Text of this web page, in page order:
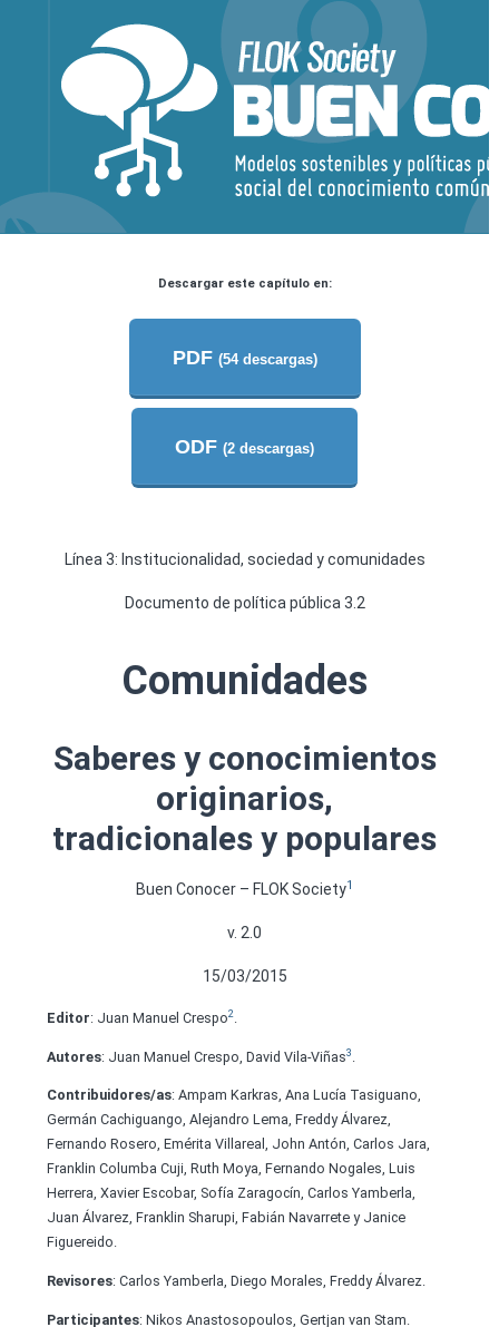
Descargar este capítulo en:
PDF (54 descargas)
ODF(2 descargas)
Línea 3: Institucionalidad, sociedad y comunidades
Documento de política pública 3.2
Comunidades
Saberes y conocimientos
originarios,
tradicionales y populares
Buen Conocer – FLOK Society1
v. 2.0
15/03/2015
Editor: Juan Manuel Crespo2.
Autores: Juan Manuel Crespo, David Vila-Viñas3
Contribuidores/as: Ampam Karkras, Ana Lucía Tasiguano,
Germán Cachiguango, Alejandro Lema, Freddy Álvarez,
Fernando Rosero, Emérita Villareal, John Antón, Carlos Jara,
Franklin Columba Cuji, Ruth Moya, Fernando Nogales, Luis
Herrera, Xavier Escobar, Sofía Zaragocín, Carlos Yamberla,
Juan Álvarez, Franklin Sharupi, Fabián Navarrete y Janice
Figuereido.
Revisores: Carlos Yamberla, Diego Morales, Freddy Álvarez.
Participantes: Nikos Anastosopoulos, Gertjan van Stam.